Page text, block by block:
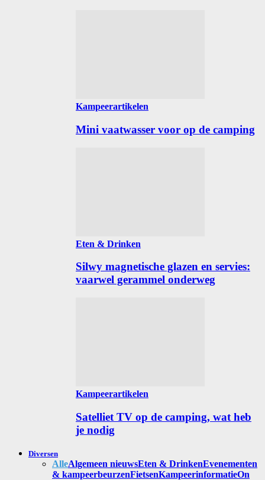
Kampeerartikelen
Mini vaatwasser voor op de camping
Eten & Drinken
Silwy magnetische glazen en servies:
vaarwel gerammel onderweg
Kampeerartikelen
Satelliet TV op de camping, wat heb
je nodig
Diversen
AlleAlgemeen nieuwsEten & DrinkenEvenementen
& kampeerbeurzenFietsenKampeerinformatieOn